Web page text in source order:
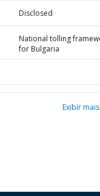
Disclosed
National tolling
for Bulgaria
Exibir mais